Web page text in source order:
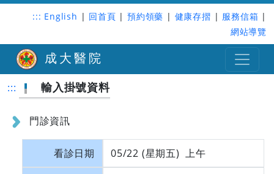
::: English | 回首頁 | 預約領藥 | 健康存摺 | 服務信箱 |
網站導覽
成大醫院
::: 輸入掛號資料
門診資訊
看診日期 05/22 (星期五) 上午